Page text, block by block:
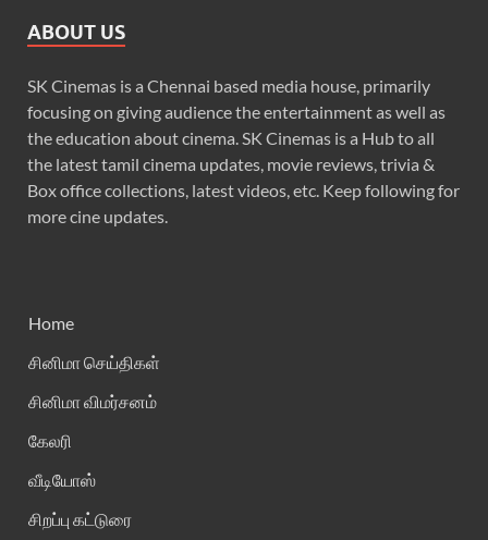
ABOUT US
SK Cinemas is a Chennai based media house, primarily
focusing on giving audience the entertainment as well as
the education about cinema. SK Cinemas is a Hub to all
the latest tamil cinema updates, movie reviews, trivia &
Box office collections, latest videos, etc. Keep following for
more cine updates.
Home
சினிமா செய்திகள்
சினிமா விமர்சனம்
கேலரி
வீடியோஸ்
சிறப்பு கட்டுரை